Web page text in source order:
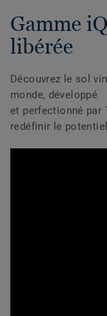
Gamme
libérée
Découvrez le sol
monde, développé
et perfectionné par
redéfinir le